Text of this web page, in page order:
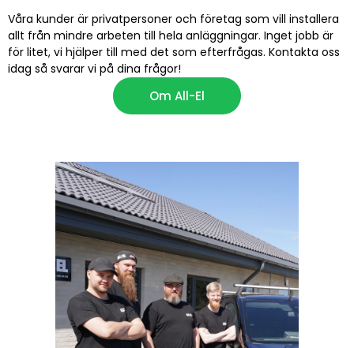
Våra kunder är privatpersoner och företag som vill installera
allt från mindre arbeten till hela anläggningar. Inget jobb är
för litet, vi hjälper till med det som efterfrågas. Kontakta oss
idag så svarar vi på dina frågor!
Om All-El